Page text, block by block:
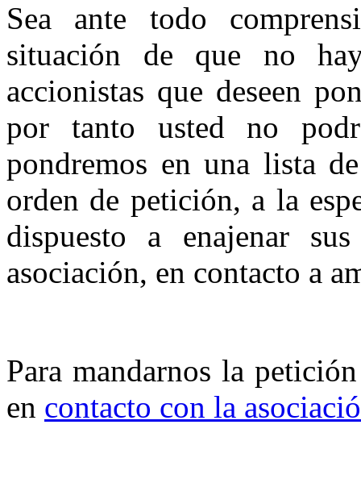
Sea ante todo
situación de que no
accionistas que deseen
por tanto usted no
pondremos en una lista
orden de petición, a la
dispuesto a enajenar
asociación, en contacto a
Para mandarnos la
en contacto con la